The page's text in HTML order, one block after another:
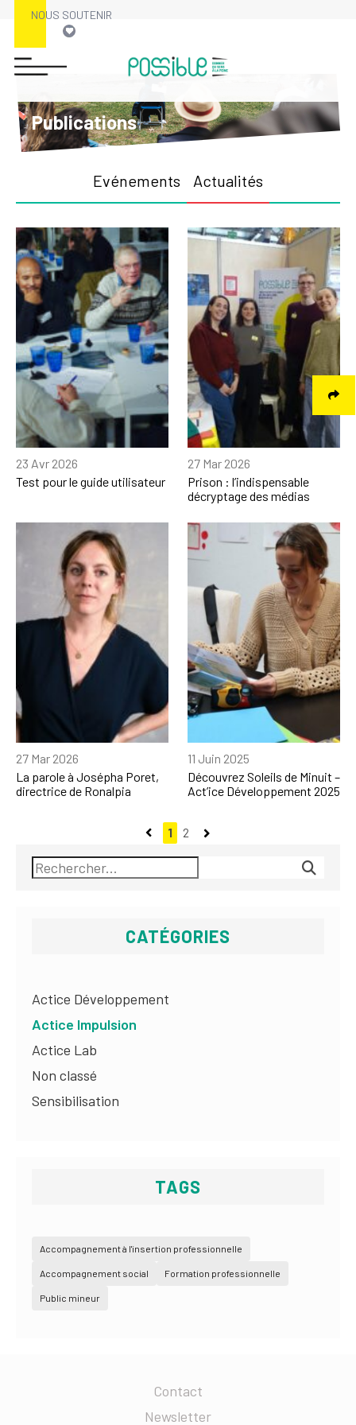
NOUS SOUTENIR
Publications
Evénements Actualités
23 Avr 2026
Test pour le guide utilisateur
27 Mar 2026
Prison : l’indispensable
décryptage des médias
27 Mar 2026
La parole à Josépha Poret,
directrice de Ronalpia
11 Juin 2025
Découvrez Soleils de Minuit –
Act’ice Développement 2025
1 2
CATÉGORIES
Actice Développement
Actice Impulsion
Actice Lab
Non classé
Sensibilisation
TAGS
Accompagnement à l'insertion professionnelle
Accompagnement social Formation professionnelle
Public mineur
Contact
Newsletter